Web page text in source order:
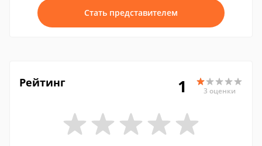
Стать представителем
Рейтинг 1 3 оценки